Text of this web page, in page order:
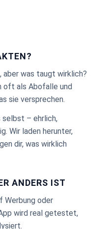
was taugt wirklich?
oft als Abofalle und
sie versprechen.
– ehrlich,
Wir laden herunter,
dir, was wirklich
ANDERS IST
Werbung oder
wird real getestet,